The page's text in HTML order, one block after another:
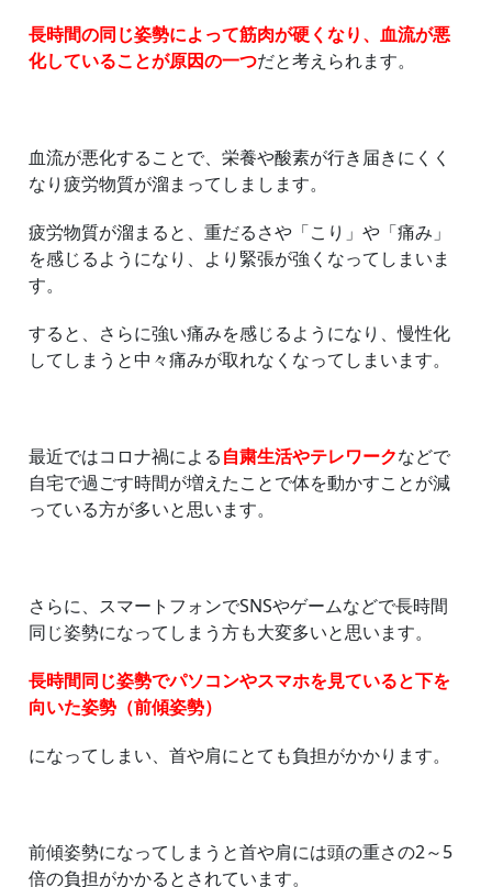
長時間の同じ姿勢によって筋肉が硬くなり、血流が悪
化していることが原因の一つだと考えられます。
血流が悪化することで、栄養や酸素が行き届きにくく
なり疲労物質が溜まってしまします。
疲労物質が溜まると、重だるさや「こり」や「痛み」
を感じるようになり、より緊張が強くなってしまいま
す。
すると、さらに強い痛みを感じるようになり、慢性化
してしまうと中々痛みが取れなくなってしまいます。
最近ではコロナ禍による自粛生活やテレワークなどで
自宅で過ごす時間が増えたことで体を動かすことが減
っている方が多いと思います。
さらに、スマートフォンでSNSやゲームなどで長時間
同じ姿勢になってしまう方も大変多いと思います。
長時間同じ姿勢でパソコンやスマホを見ていると下を
向いた姿勢（前傾姿勢）
になってしまい、首や肩にとても負担がかかります。
前傾姿勢になってしまうと首や肩には頭の重さの2～5
倍の負担がかかるとされています。